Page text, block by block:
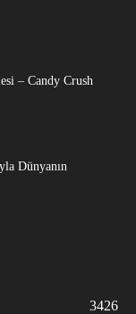
– Candy Crush
Dünyanın
3426